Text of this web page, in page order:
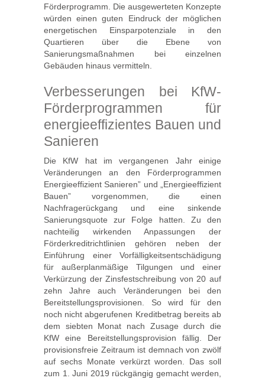
Förderprogramm. Die ausgewerteten Konzepte
würden einen guten Eindruck der möglichen
energetischen Einsparpotenziale in den
Quartieren über die Ebene von
Sanierungsmaßnahmen bei einzelnen
Gebäuden hinaus vermitteln.
Verbesserungen bei KfW-
Förderprogrammen für
energieeffizientes Bauen und
Sanieren
Die KfW hat im vergangenen Jahr einige
Veränderungen an den Förderprogrammen
Energieeffizient Sanieren” und „Energieeffizient
Bauen” vorgenommen, die einen
Nachfragerückgang und eine sinkende
Sanierungsquote zur Folge hatten. Zu den
nachteilig wirkenden Anpassungen der
Förderkreditrichtlinien gehören neben der
Einführung einer Vorfälligkeitsentschädigung
für außerplanmäßige Tilgungen und einer
Verkürzung der Zinsfestschreibung von 20 auf
zehn Jahre auch Veränderungen bei den
Bereitstellungsprovisionen. So wird für den
noch nicht abgerufenen Kreditbetrag bereits ab
dem siebten Monat nach Zusage durch die
KfW eine Bereitstellungsprovision fällig. Der
provisionsfreie Zeitraum ist demnach von zwölf
auf sechs Monate verkürzt worden. Das soll
zum 1. Juni 2019 rückgängig gemacht werden,